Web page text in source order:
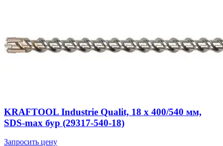
KRAFTOOL Industrie Qualit, 18 x 400/540 мм,
SDS-max бур (29317-540-18)
Запросить цену